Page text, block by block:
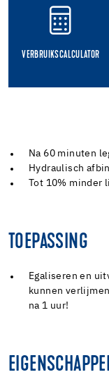
VERBRUIKSCALCULATOR
Na 60 minuten
Hydraulisch
Tot 10% minder
TOEPASSING
Egaliseren en
kunnen
na 1 uur!